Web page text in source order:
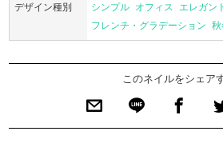
デザイン種別 シンプル オフィス エレガン
フレンチ・グラデーション
このネイルをシェア